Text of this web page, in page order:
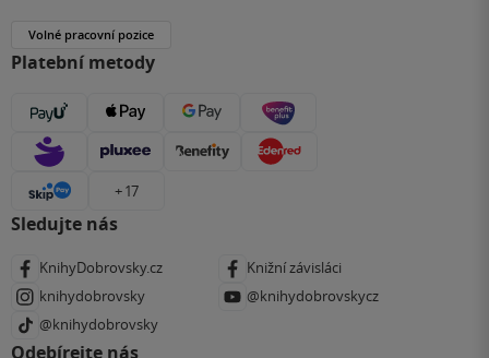
Volné pracovní pozice
Platební metody
+ 17
Sledujte nás
KnihyDobrovsky.cz
Knižní závisláci
knihydobrovsky
@knihydobrovskycz
@knihydobrovsky
Odebírejte nás